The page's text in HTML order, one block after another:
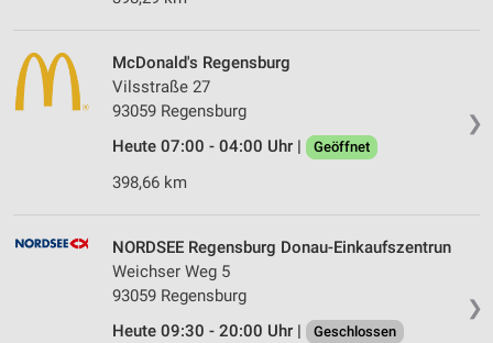
❯
McDonald's Regensburg
Vilsstraße 27
93059 Regensburg
Heute 07:00 - 04:00 Uhr |
Geöffnet
398,66 km
❯
NORDSEE Regensburg Donau-Einkaufszentrun
Weichser Weg 5
93059 Regensburg
Heute 09:30 - 20:00 Uhr |
Geschlossen